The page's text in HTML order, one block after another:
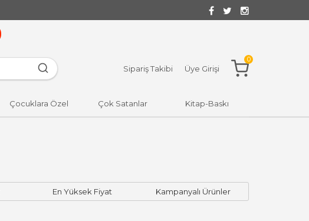
Sipariş Takibi Üye Girişi
0
Çocuklara Özel Çok Satanlar Kitap-Baskı
En Yüksek Fiyat Kampanyalı Ürünler